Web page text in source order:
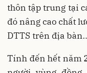
thôn tập trung tại
đó nâng cao chất
DTTS trên địa
Tính đến hết năm